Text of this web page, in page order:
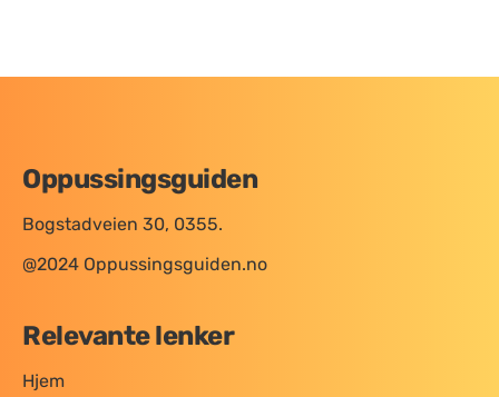
Oppussingsguiden
Bogstadveien 30, 0355.
@2024 Oppussingsguiden.no
Relevante lenker
Hjem